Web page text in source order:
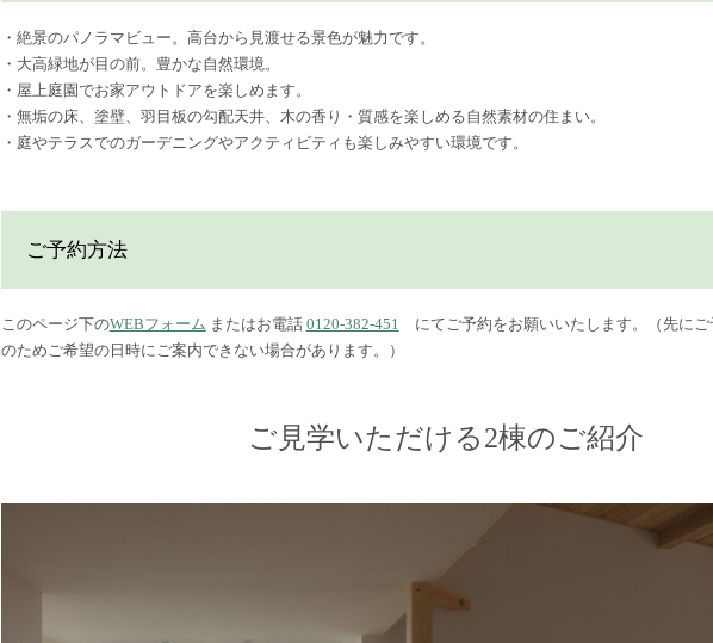
・絶景のパノラマビュー。高台から見渡せる景色が魅力です。
・大高緑地が目の前。豊かな自然環境。
・屋上庭園でお家アウトドアを楽しめます。
・無垢の床、塗壁、羽目板の勾配天井、木の香り・質感を楽しめる自然素材の住まい。
・庭やテラスでのガーデニングやアクティビティも楽しみやすい環境です。
ご予約方法
このページ下のWEBフォーム またはお電話 0120-382-451 にてご予約をお願いいたします。（先に
のためご希望の日時にご案内できない場合があります。）
ご見学いただける2棟のご紹介